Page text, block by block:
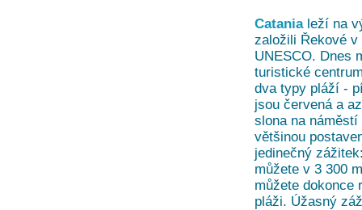
Catanialeží na
založili Řekové v
UNESCO. Dnes
turistické
dva typy pláží -
jsou červená a
slona na
většinou
jedinečný
můžete v 3 300
můžete dokonce
pláži. Úžasný